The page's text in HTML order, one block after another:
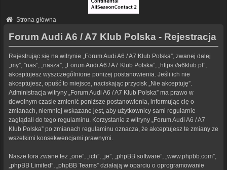
Strona główna
Forum Audi A6 / A7 Klub Polska - Rejestracja
Rejestrując się na witrynie „Forum Audi A6 / A7 Klub Polska”, zwanej dalej
„my”, ”nas”, „nasza”, „Forum Audi A6 / A7 Klub Polska”, „https://a6klub.pl”,
akceptujesz wyszczególnione poniżej postanowienia. Jeśli ich nie
akceptujesz, opuść to miejsce, naciskając przycisk „Nie akceptuję”.
Administracja witryny „Forum Audi A6 / A7 Klub Polska” ma prawo w
dowolnym czasie zmienić poniższe postanowienia, informując cię o
zmianach, niemniej wskazane jest, aby użytkownicy sami regularnie
zaglądali do tego regulaminu. Korzystanie z witryny „Forum Audi A6 / A7
Klub Polska” po zmianach regulaminu oznacza, że akceptujesz te zmiany ze
wszelkimi konsekwencjami prawnymi.
Nasze fora zwane też „one”, „ich”, „je”, „phpBB software”, „www.phpbb.com”,
„phpBB Limited”, „phpBB Teams” działają w oparciu o oprogramowanie